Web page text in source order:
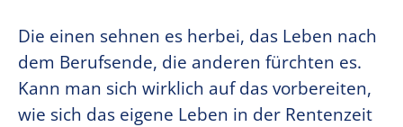
Die einen sehnen es herbei, das Leben nach
dem Berufsende, die anderen fürchten es.
Kann man sich wirklich auf das vorbereiten,
wie sich das eigene Leben in der Rentenzeit